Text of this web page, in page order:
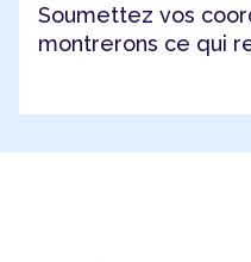
Soumettez vos
montrerons ce qui